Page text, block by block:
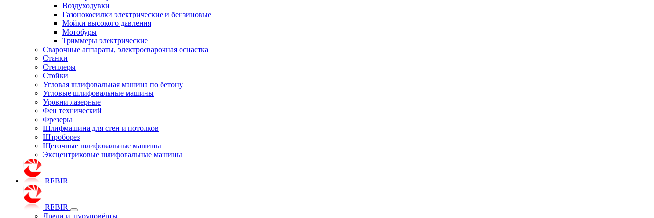
Воздуходувки
Газонокосилки электрические и бензиновые
Мойки высокого давления
Мотобуры
Триммеры электрические
Сварочные аппараты, электросварочная оснастка
Станки
Степлеры
Стойки
Угловая шлифовальная машина по бетону
Угловые шлифовальные машины
Уровни лазерные
Фен технический
Фрезеры
Шлифмашина для стен и потолков
Штроборез
Щеточные шлифовальные машины
Эксцентриковые шлифовальные машины
REBIR
REBIR
Дрели и шуруповёрты